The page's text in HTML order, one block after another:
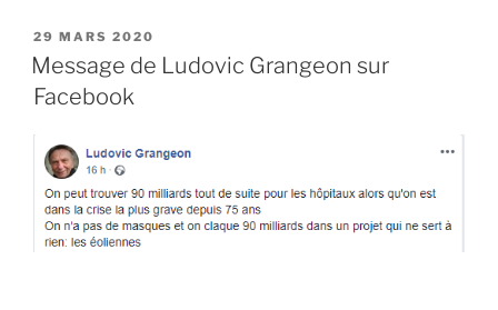
PUBLIÉ
LE
29 MARS 2020
Message de Ludovic Grangeon sur
Facebook